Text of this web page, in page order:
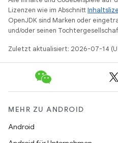
Lizenzen wie im Abschnitt
OpenJDK sind Marken oder
und/oder seinen
Zuletzt aktualisiert: 2026-07-14
MEHR ZU ANDROID
Android